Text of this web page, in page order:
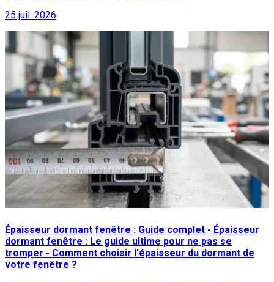
25 juil. 2026
Épaisseur dormant fenêtre : Guide complet - Épaisseur
dormant fenêtre : Le guide ultime pour ne pas se
tromper - Comment choisir l'épaisseur du dormant de
votre fenêtre ?